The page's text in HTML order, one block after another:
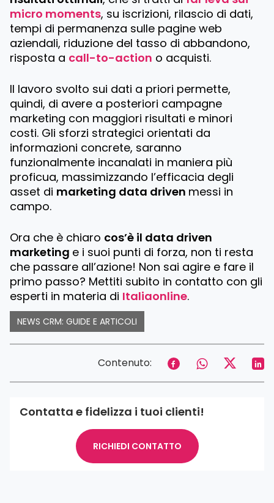
micro moments, su iscrizioni, rilascio di dati,
tempi di permanenza sulle pagine web
aziendali, riduzione del tasso di abbandono,
risposta a call-to-action o acquisti.
Il lavoro svolto sui dati a priori permette,
quindi, di avere a posteriori campagne
marketing con maggiori risultati e minori
costi. Gli sforzi strategici orientati da
informazioni concrete, saranno
funzionalmente incanalati in maniera più
proficua, massimizzando l’efficacia degli
asset di marketing data driven messi in
campo.
Ora che è chiaro cos’è il data driven
marketing e i suoi punti di forza, non ti resta
che passare all’azione! Non sai agire e fare il
primo passo? Mettiti subito in contatto con gli
esperti in materia di Italiaonline.
NEWS CRM: GUIDE E ARTICOLI
Contenuto:
Contatta e fidelizza i tuoi clienti!
RICHIEDI CONTATTO